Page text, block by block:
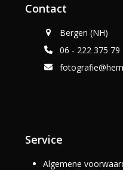
Contact
Bergen (NH)
06 - 222 375 79
Service
Algemene